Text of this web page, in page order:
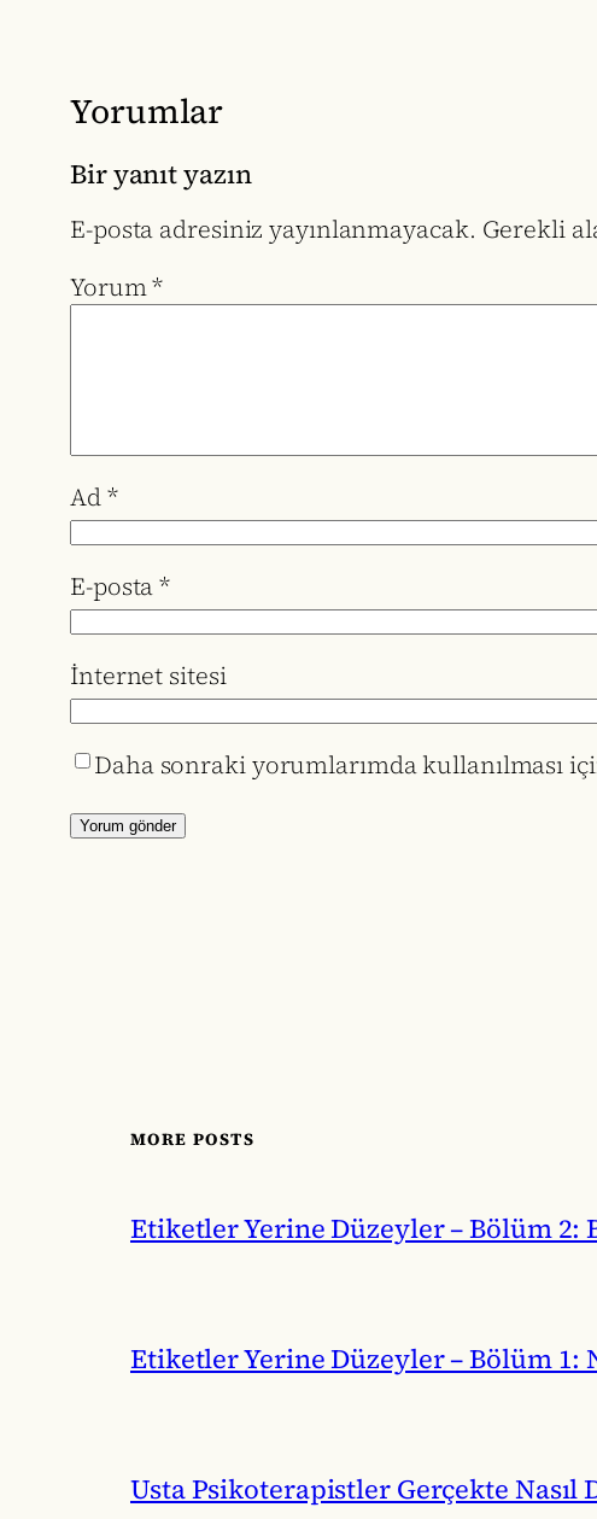
Yorumlar
Bir yanıt yazın
E-posta adresiniz yayınlanmayacak. Gerekli
Yorum*
Ad*
E-posta*
İnternet sitesi
Daha sonraki yorumlarımda kullanılması
MORE POSTS
Etiketler Yerine Düzeyler – Bölüm
Etiketler Yerine Düzeyler – Bölüm
Usta Psikoterapistler Gerçekte Nasıl